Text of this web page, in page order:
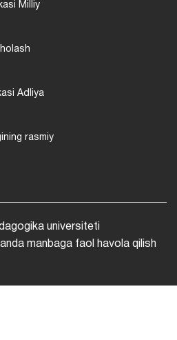
Milliy
Adliya
rasmiy
universiteti
manbaga faol havola qilish